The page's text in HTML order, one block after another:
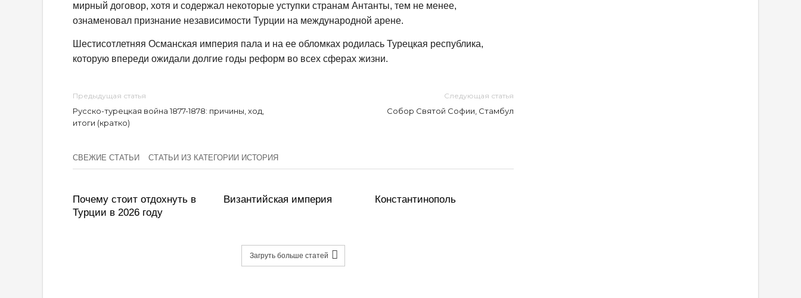
мирный договор, хотя и содержал некоторые уступки странам Антанты, тем не менее,
ознаменовал признание независимости Турции на международной арене.
Шестисотлетняя Османская империя пала и на ее обломках родилась Турецкая республика,
которую впереди ожидали долгие годы реформ во всех сферах жизни.
Предыдущая статья
Русско-турецкая война 1877-1878: причины, ход,
итоги (кратко)
Следующая статья
Собор Святой Софии, Стамбул
СВЕЖИЕ СТАТЬИ СТАТЬИ ИЗ КАТЕГОРИИ ИСТОРИЯ
Почему стоит отдохнуть в
Турции в 2026 году
Византийская империя Константинополь
Загруть больше статей